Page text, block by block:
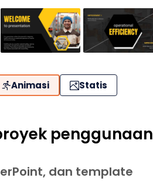
Animasi Statis
penggunaan
dan template